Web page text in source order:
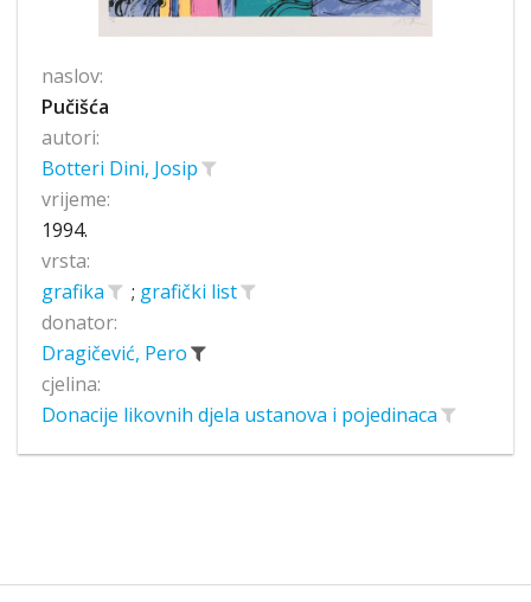
naslov:
Pučišća
autori:
Botteri Dini, Josip
vrijeme:
1994.
vrsta:
grafika
; grafički list
donator:
Dragičević, Pero
cjelina:
Donacije likovnih djela ustanova i pojedinaca